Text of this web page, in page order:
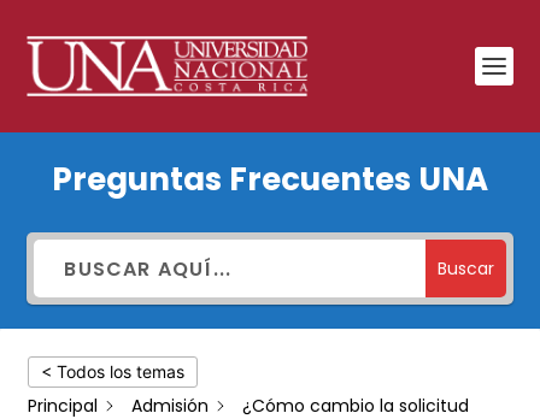
cambio
solicitud
de
carrera
que
Preguntas Frecuentes UNA
Buscar
< Todos los temas
Principal Admisión
¿Cómo cambio la solicitud